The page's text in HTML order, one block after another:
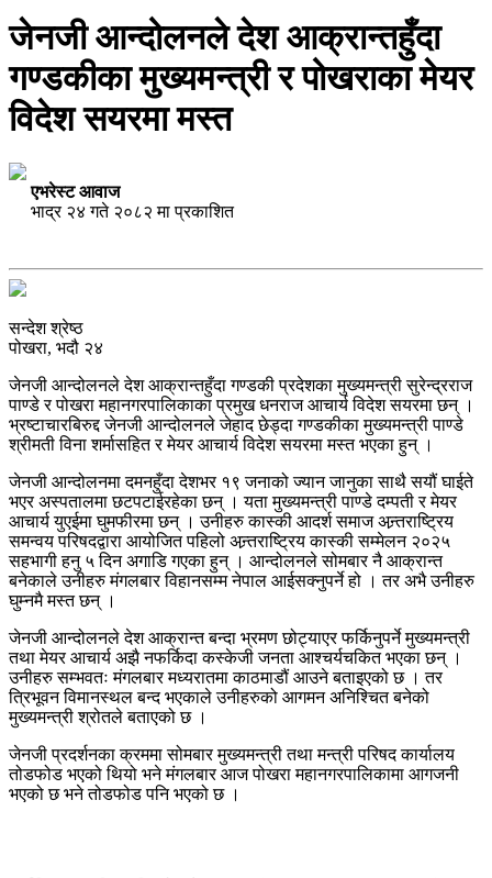
जेनजी आन्दोलनले देश आक्रान्तहुँदा
गण्डकीका मुख्यमन्त्री र पोखराका मेयर
विदेश सयरमा मस्त
एभरेस्ट आवाज
भाद्र २४ गते २०८२ मा प्रकाशित
सन्देश श्रेष्ठ
पोखरा, भदौ २४
जेनजी आन्दोलनले देश आक्रान्तहुँदा गण्डकी प्रदेशका मुख्यमन्त्री सुरेन्द्रराज
पाण्डे र पोखरा महानगरपालिकाका प्रमुख धनराज आचार्य विदेश सयरमा छन् ।
भ्रष्टाचारबिरुद्द जेनजी आन्दोलनले जेहाद छेड्दा गण्डकीका मुख्यमन्त्री पाण्डे
श्रीमती विना शर्मासहित र मेयर आचार्य विदेश सयरमा मस्त भएका हुन् ।
जेनजी आन्दोलनमा दमनहुँदा देशभर १९ जनाको ज्यान जानुका साथै सयौं घाईते
भएर अस्पतालमा छटपटाईरहेका छन् । यता मुख्यमन्त्री पाण्डे दम्पती र मेयर
आचार्य युएईमा घुमफीरमा छन् । उनीहरु कास्की आदर्श समाज अन्र्तराष्ट्रिय
समन्वय परिषदद्वारा आयोजित पहिलो अन्र्तराष्ट्रिय कास्की सम्मेलन २०२५
सहभागी हनु ५ दिन अगाडि गएका हुन् । आन्दोलनले सोमबार नै आक्रान्त
बनेकाले उनीहरु मंगलबार विहानसम्म नेपाल आईसक्नुपर्ने हो । तर अभै उनीहरु
घुम्नमै मस्त छन् ।
जेनजी आन्दोलनले देश आक्रान्त बन्दा भ्रमण छोट्याएर फर्किनुपर्ने मुख्यमन्त्री
तथा मेयर आचार्य अझै नफर्किदा कस्केजी जनता आश्चर्यचकित भएका छन् ।
उनीहरु सम्भवतः मंगलबार मध्यरातमा काठमाडौं आउने बताइएको छ । तर
त्रिभूवन विमानस्थल बन्द भएकाले उनीहरुको आगमन अनिश्चित बनेको
मुख्यमन्त्री श्रोतले बताएको छ ।
जेनजी प्रदर्शनका क्रममा सोमबार मुख्यमन्त्री तथा मन्त्री परिषद कार्यालय
तोडफोड भएको थियो भने मंगलबार आज पोखरा महानगरपालिकामा आगजनी
भएको छ भने तोडफोड पनि भएको छ ।